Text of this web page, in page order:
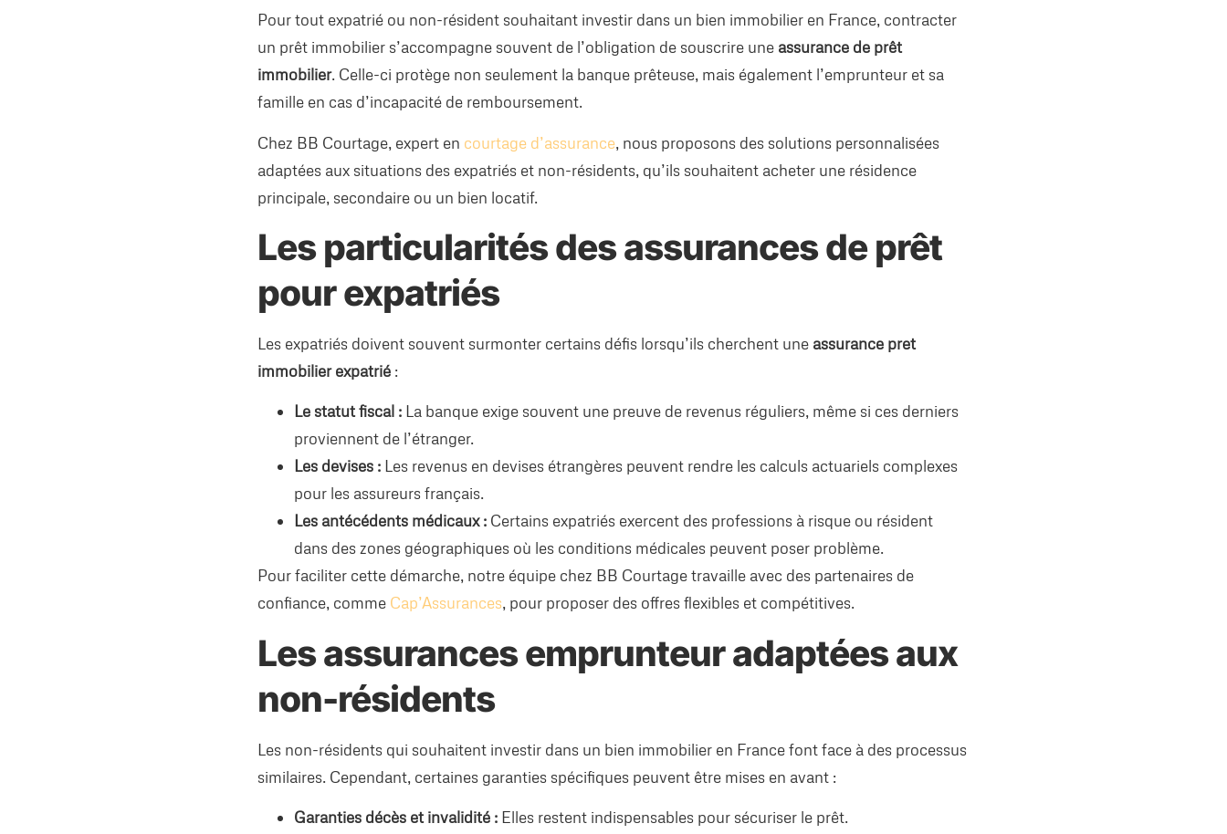
Pour tout expatrié ou non-résident souhaitant investir dans un bien immobilier en France, contracter
un prêt immobilier s’accompagne souvent de l’obligation de souscrire une assurance de prêt
immobilier. Celle-ci protège non seulement la banque prêteuse, mais également l’emprunteur et sa
famille en cas d’incapacité de remboursement.
Chez BB Courtage, expert en courtage d’assurance, nous proposons des solutions personnalisées
adaptées aux situations des expatriés et non-résidents, qu’ils souhaitent acheter une résidence
principale, secondaire ou un bien locatif.
Les particularités des assurances de prêt
pour expatriés
Les expatriés doivent souvent surmonter certains défis lorsqu’ils cherchent une assurance pret
immobilier expatrié :
Le statut fiscal : La banque exige souvent une preuve de revenus réguliers, même si ces derniers
proviennent de l’étranger.
Les devises : Les revenus en devises étrangères peuvent rendre les calculs actuariels complexes
pour les assureurs français.
Les antécédents médicaux : Certains expatriés exercent des professions à risque ou résident
dans des zones géographiques où les conditions médicales peuvent poser problème.
Pour faciliter cette démarche, notre équipe chez BB Courtage travaille avec des partenaires de
confiance, comme Cap’Assurances, pour proposer des offres flexibles et compétitives.
Les assurances emprunteur adaptées aux
non-résidents
Les non-résidents qui souhaitent investir dans un bien immobilier en France font face à des processus
similaires. Cependant, certaines garanties spécifiques peuvent être mises en avant :
Garanties décès et invalidité : Elles restent indispensables pour sécuriser le prêt.